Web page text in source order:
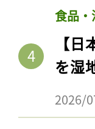
食品
【
を湿
2026/